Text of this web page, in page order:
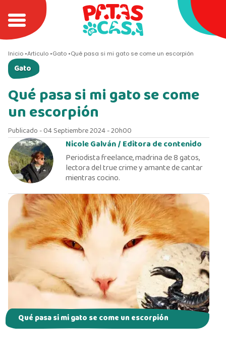
Inicio Articulo Gato Qué pasa si mi gato se come un escorpión
Gato
Qué pasa si mi gato se come
un escorpión
Publicado - 04 Septiembre 2024 - 20h00
Nicole Galván /Editora de contenido
Periodista freelance, madrina de 8 gatos,
lectora del true crime y amante de cantar
mientras cocino.
Qué pasa si mi gato se come un escorpión